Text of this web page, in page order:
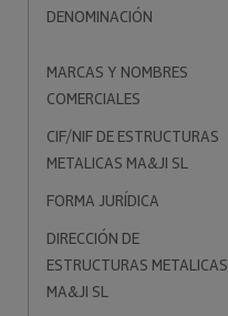
DENOMINACIÓN
MARCAS Y NOMBRES
COMERCIALES
CIF/NIF DE ESTRUCTURAS
METALICAS MA&JI SL
FORMA JURÍDICA
DIRECCIÓN DE
ESTRUCTURAS METALICAS
MA&JI SL